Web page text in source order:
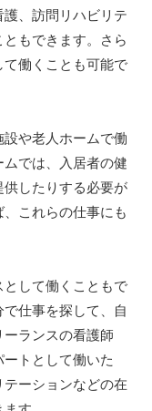
、訪問リハビリテ
もできます。さら
働くことも可能で
や老人ホームで働
では、入居者の健
したりする必要が
これらの仕事にも
して働くこともで
仕事を探して、自
ランスの看護師
トとして働いた
ーションなどの在